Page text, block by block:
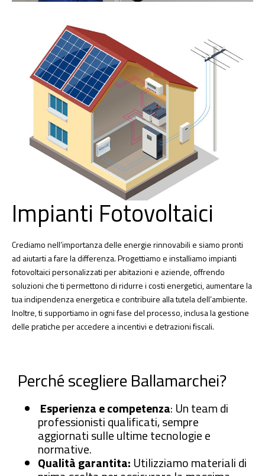
Impianti Fotovoltaici
Crediamo nell’importanza delle energie rinnovabili e siamo pronti
ad aiutarti a fare la differenza. Progettiamo e installiamo impianti
fotovoltaici personalizzati per abitazioni e aziende, offrendo
soluzioni che ti permettono di ridurre i costi energetici, aumentare la
tua indipendenza energetica e contribuire alla tutela dell’ambiente.
Inoltre, ti supportiamo in ogni fase del processo, inclusa la gestione
delle pratiche per accedere a incentivi e detrazioni fiscali.
Perché scegliere Ballamarchei?
Esperienza e competenza: Un team di
professionisti qualificati, sempre
aggiornati sulle ultime tecnologie e
normative.
Qualità garantita: Utilizziamo materiali di